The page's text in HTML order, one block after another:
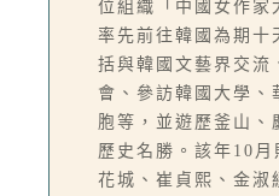
位組織「中國女作家
率先前往韓國為期十
括與韓國文藝界交流
會、參訪韓國大學、
胞等，並遊歷釜山、
歷史名勝。該年10
花城、崔貞熙、金淑